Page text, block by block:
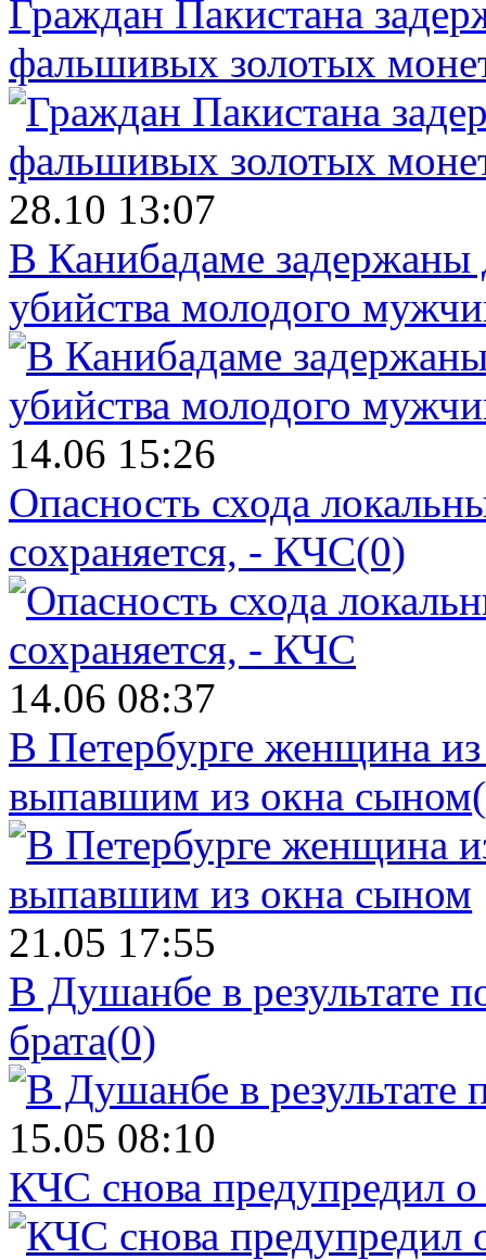
Граждан Пакистана
фальшивых золотых
28.10 13:07
В Канибадаме задержаны
убийства молодого
14.06 15:26
Опасность схода
сохраняется, - КЧС(0)
14.06 08:37
В Петербурге женщина
выпавшим из окна сыном
21.05 17:55
В Душанбе в результате
брата(0)
15.05 08:10
КЧС снова предупредил